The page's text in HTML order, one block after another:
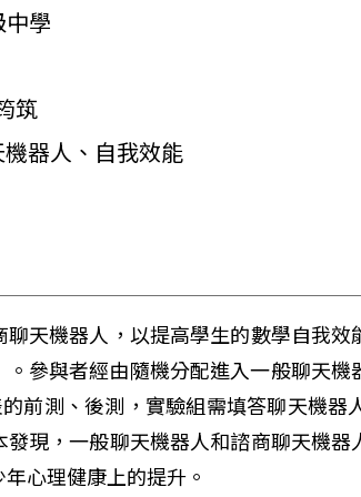
中學
筑
器人、自我效能
天機器人，以提高學生的數學自我
參與者經由隨機分配進入一般聊天
前測、後測，實驗組需填答聊天機
現，一般聊天機器人和諮商聊天機
心理健康上的提升。